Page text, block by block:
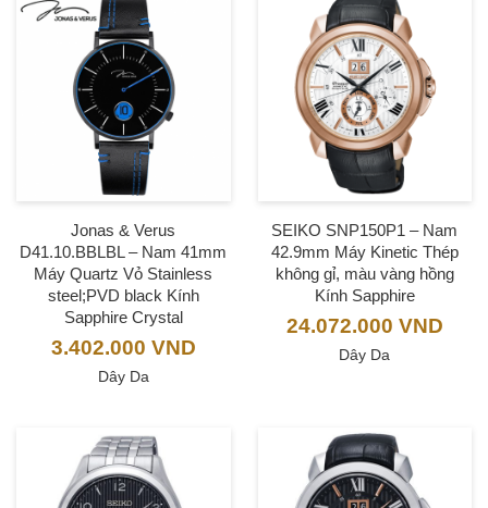
Jonas & Verus
D41.10.BBLBL – Nam 41mm
Máy Quartz Vỏ Stainless
steel;PVD black Kính
Sapphire Crystal
3.402.000 VND
Dây Da
SEIKO SNP150P1 – Nam
42.9mm Máy Kinetic Thép
không gỉ, màu vàng hồng
Kính Sapphire
24.072.000 VND
Dây Da